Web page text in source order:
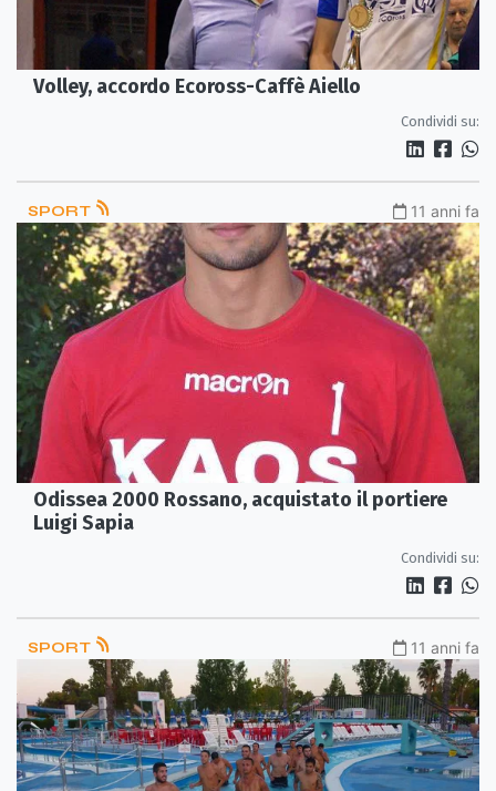
Volley, accordo Ecoross-Caffè Aiello
Condividi su:
SPORT 11 anni fa
Odissea 2000 Rossano, acquistato il portiere
Luigi Sapia
Condividi su:
SPORT 11 anni fa